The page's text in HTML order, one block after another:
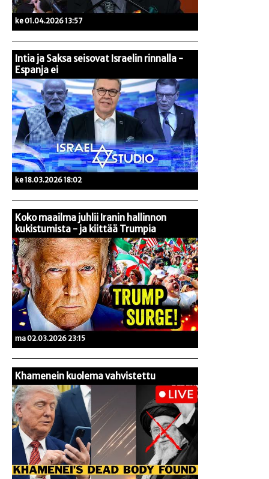
ke 01.04.2026 13:57
Intia ja Saksa seisovat Israelin rinnalla -
Espanja ei
ke 18.03.2026 18:02
Koko maailma juhlii Iranin hallinnon
kukistumista - ja kiittää Trumpia
ma 02.03.2026 23:15
Khamenein kuolema vahvistettu